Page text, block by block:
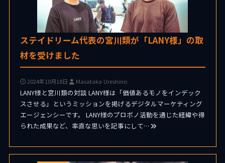
ステイドリーム代表の宮川類が「LANY様」の取
材を受けました
2024年10月18日 Masataka Ureshino
LANY様と宮川類の対談 LANY様は「価値あるモノをインデック
スさせる」というミッションを掲げるデジタルマーケティング
エージェンシーです。 LANY様のプロボノ活動を通じた経緯や得
られた成果など、率直な思いを記事にして…